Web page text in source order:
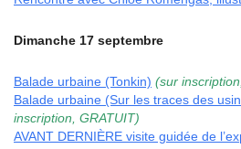
Dimanche 17 septembre
Balade urbaine (Tonkin) (sur
Balade urbaine (Sur les traces des
inscription, GRATUIT)
AVANT DERNIÈRE visite guidée de